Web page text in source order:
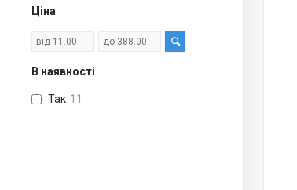
Ціна
В наявності
Так 11